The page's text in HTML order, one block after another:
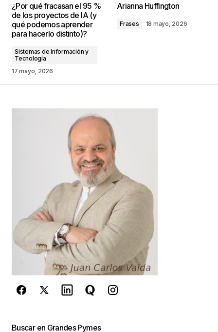
publicada. Los campos obligatorios están
marcados con *
*
Guarda mi nombre, correo electrónico y web en
este navegador para la próxima vez que
Este sitio esta protegido por
reCAPTCHA y la
Política de
privacidady losTérminos del servicio
de Googlese aplican.
Enviar Comentario
¿Por qué fracasan el 95 %
de los proyectos de IA (y
qué podemos aprender
para hacerlo distinto)?
Sistemas de Información y
Tecnología
17 mayo, 2026
Arianna Huffington
Frases 18 mayo, 2026
Buscar en Grandes Pymes